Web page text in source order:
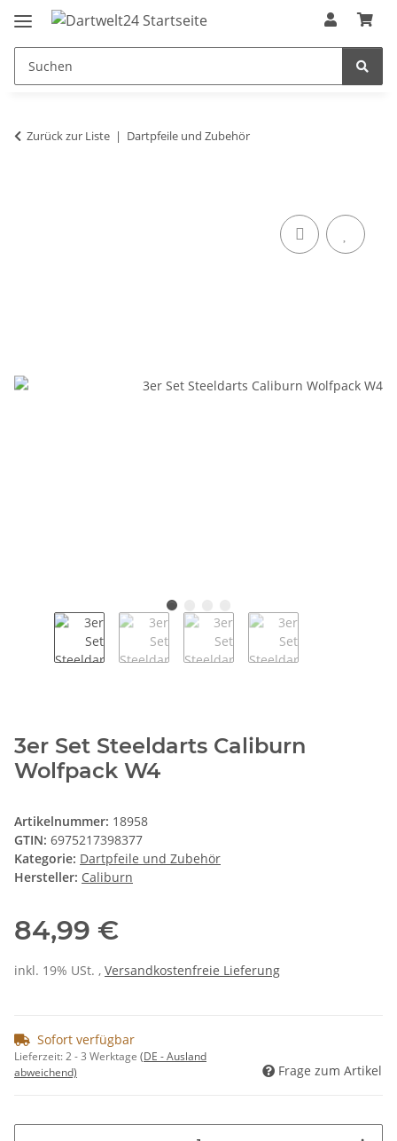
Zurück zur Liste Dartpfeile und Zubehör
3er Set Steeldarts Caliburn
Wolfpack W4
Artikelnummer: 18958
GTIN: 6975217398377
Kategorie: Dartpfeile und Zubehör
Hersteller: Caliburn
84,99 €
inkl. 19% USt. , Versandkostenfreie Lieferung
Sofort verfügbar
Lieferzeit:2 - 3 Werktage (DE - Ausland
abweichend)
Frage zum Artikel